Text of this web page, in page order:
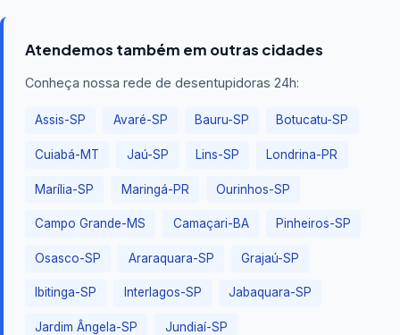
Atendemos também em outras cidades
Conheça nossa rede de desentupidoras 24h:
Assis-SP Avaré-SP Bauru-SP Botucatu-SP
Cuiabá-MT Jaú-SP Lins-SP Londrina-PR
Marília-SP Maringá-PR Ourinhos-SP
Campo Grande-MS Camaçari-BA Pinheiros-SP
Osasco-SP Araraquara-SP Grajaú-SP
Ibitinga-SP Interlagos-SP Jabaquara-SP
Jardim Ângela-SP Jundiaí-SP